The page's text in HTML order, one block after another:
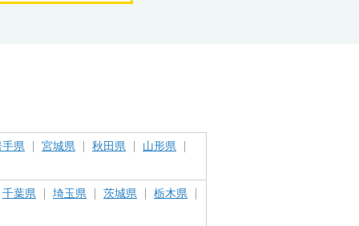
手県 宮城県 秋田県 山形県
千葉県 埼玉県 茨城県 栃木県